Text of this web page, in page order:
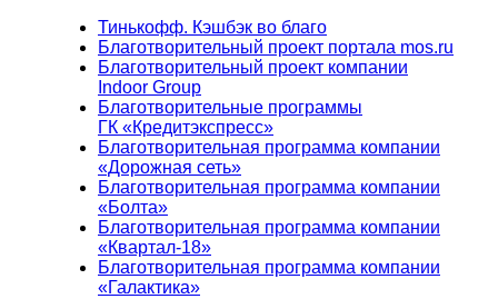
Тинькофф. Кэшбэк во благо
Благотворительный проект портала mos.ru
Благотворительный проект компании
Indoor Group
Благотворительные программы
ГК «Кредитэкспресс»
Благотворительная программа компании
«Дорожная сеть»
Благотворительная программа компании
«Болта»
Благотворительная программа компании
«Квартал-18»
Благотворительная программа компании
«Галактика»